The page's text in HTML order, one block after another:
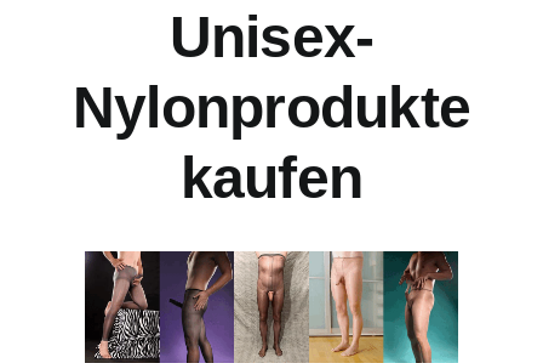
Unisex-
Nylonprodukte
kaufen